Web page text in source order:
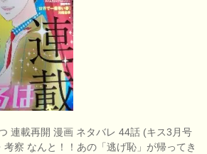
連載再開 漫画 ネタバレ 44話 (キス3月号
察 なんと！！あの「逃げ恥」が帰ってき